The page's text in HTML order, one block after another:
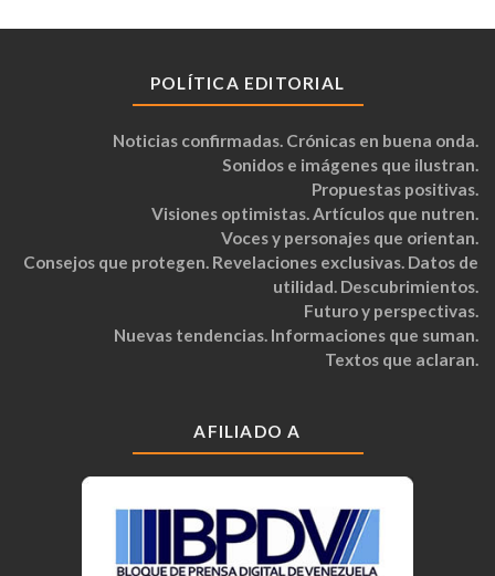
POLÍTICA EDITORIAL
Noticias confirmadas. Crónicas en buena onda.
Sonidos e imágenes que ilustran.
Propuestas positivas.
Visiones optimistas. Artículos que nutren.
Voces y personajes que orientan.
Consejos que protegen. Revelaciones exclusivas. Datos de
utilidad. Descubrimientos.
Futuro y perspectivas.
Nuevas tendencias. Informaciones que suman.
Textos que aclaran.
AFILIADO A